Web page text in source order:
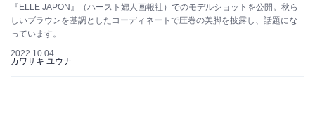
『ELLE JAPON』（ハースト婦人画報社）でのモデルショットを公開。秋ら
しいブラウンを基調としたコーディネートで圧巻の美脚を披露し、話題にな
っています。
2022.10.04
カワサキ ユウナ